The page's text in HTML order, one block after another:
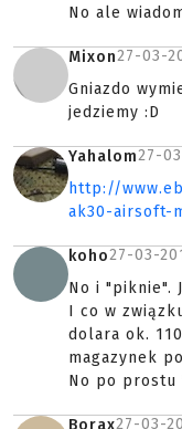
No ale
Mixon27-03-
Gniazdo
jedziemy :D
Yahalom27-
http://
ak30-airsoft-
koho27-03-
No i "piknie".
I co w
dolara ok.
magazynek
No po prostu
Borax27-03-